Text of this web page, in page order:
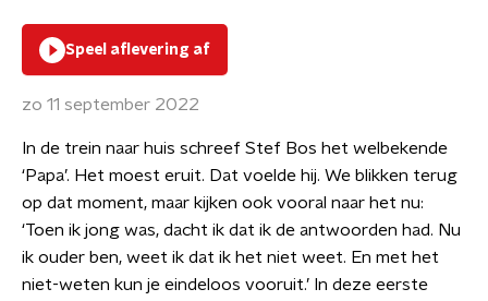
Speel aflevering af
zo 11 september 2022
In de trein naar huis schreef Stef Bos het welbekende
‘Papa’. Het moest eruit. Dat voelde hij. We blikken terug
op dat moment, maar kijken ook vooral naar het nu:
‘Toen ik jong was, dacht ik dat ik de antwoorden had. Nu
ik ouder ben, weet ik dat ik het niet weet. En met het
niet-weten kun je eindeloos vooruit.’ In deze eerste